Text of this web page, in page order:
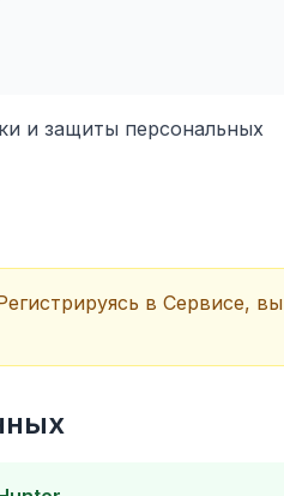
и защиты персональных
в Сервисе, вы